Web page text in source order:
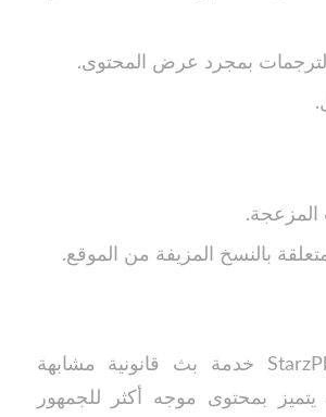
بمجرد عرض المحتوى.
المزعجة.
بالنسخ المزيفة من الموقع.
يقدم موقع StarzPlay خدمة بث قانونية مشابهة
يتميز بمحتوى موجه أكثر للجمهور